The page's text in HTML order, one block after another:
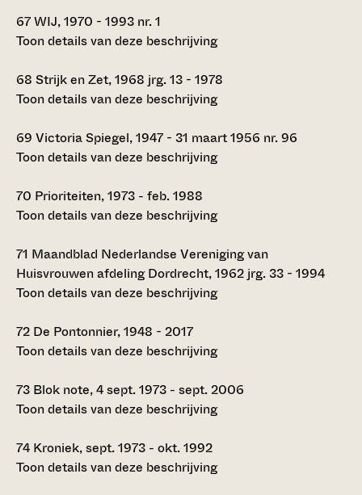
67WIJ, 1970 - 1993 nr. 1
Toon details van deze beschrijving
68 Strijk en Zet, 1968 jrg. 13 - 1978
Toon details van deze beschrijving
69 Victoria Spiegel, 1947 - 31 maart 1956 nr. 96
Toon details van deze beschrijving
70 Prioriteiten, 1973 - feb. 1988
Toon details van deze beschrijving
71 Maandblad Nederlandse Vereniging van
Huisvrouwen afdeling Dordrecht, 1962 jrg. 33 - 1994
Toon details van deze beschrijving
72 De Pontonnier, 1948 - 2017
Toon details van deze beschrijving
73 Blok note, 4 sept. 1973 - sept. 2006
Toon details van deze beschrijving
74 Kroniek, sept. 1973 - okt. 1992
Toon details van deze beschrijving